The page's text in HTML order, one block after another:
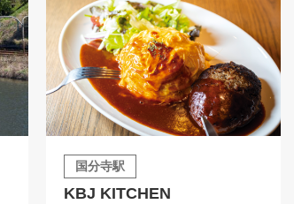
国分寺駅
KBJ KITCHEN